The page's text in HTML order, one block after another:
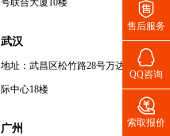
号联合大厦10楼
武汉
地址：武昌区松竹路28号万达环球国
际中心18楼
广州

售后服务

QQ咨询

索取报价